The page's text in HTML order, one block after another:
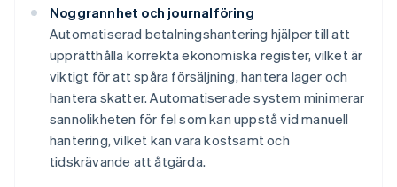
Noggrannhet och journalföring
Automatiserad betalningshantering hjälper till att
upprätthålla korrekta ekonomiska register, vilket är
viktigt för att spåra försäljning, hantera lager och
hantera skatter. Automatiserade system minimerar
sannolikheten för fel som kan uppstå vid manuell
hantering, vilket kan vara kostsamt och
tidskrävande att åtgärda.